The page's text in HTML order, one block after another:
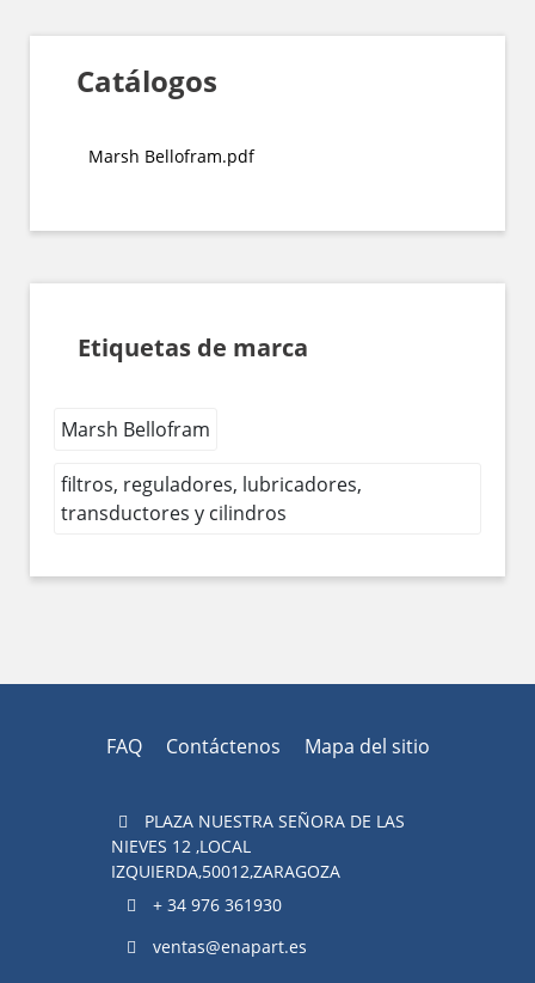
Catálogos
Marsh Bellofram.pdf
Etiquetas de marca
Marsh Bellofram
filtros, reguladores, lubricadores,
transductores y cilindros
FAQ Contáctenos Mapa del sitio
PLAZA NUESTRA SEÑORA DE LAS
NIEVES 12 ,LOCAL
IZQUIERDA,50012,ZARAGOZA
+ 34 976 361930
ventas@enapart.es